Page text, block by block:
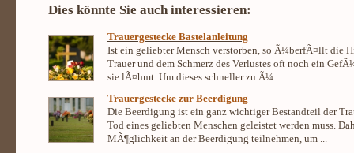
Dies könnte Sie auch interessieren:
Trauergestecke Bastelanleitung
Ist ein geliebter Mensch verstorben, so Ã¼berfÃ¤llt die
Trauer und dem Schmerz des Verlustes oft noch ein
sie lÃ¤hmt. Um dieses schneller zu Ã¼ ...
Trauergestecke zur Beerdigung
Die Beerdigung ist ein ganz wichtiger Bestandteil der
Tod eines geliebten Menschen geleistet werden muss.
MÃ¶glichkeit an der Beerdigung teilnehmen, um ...